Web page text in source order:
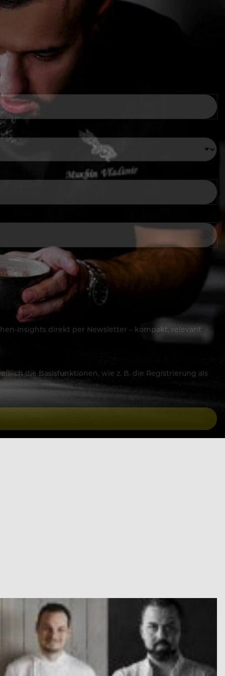
Insights direkt per Newsletter – kompakt, relevant
die Basisfunktionen, wie z. B. die Registrierung als